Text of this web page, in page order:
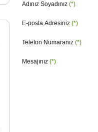
Adınız Soyadınız (*)
E-posta Adresiniz (*)
Telefon Numaranız (*)
Mesajınız (*)